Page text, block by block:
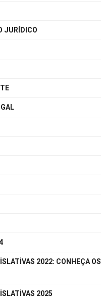
JURÍDICO
2022: CONHEÇA OS
2025